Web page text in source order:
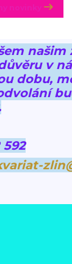
našim
v
dobu,
592